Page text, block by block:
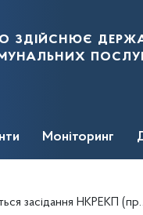
здійснює
Моніторинг
(продовження засідання НКРЕКП від 10.06.2020)